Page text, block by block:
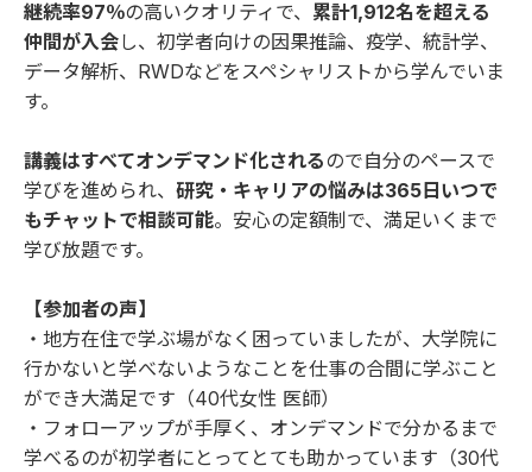
継続率97％の高いクオリティで、 累計1,912名を超える
仲間が入会し、初学者向けの因果推論、疫学、統計学、
データ解析、RWDなどをスペシャリストから学んでいま
す。
講義はすべてオンデマンド化されるので自分のペースで
学びを進められ、 研究・キャリアの悩みは365日いつで
もチャットで相談可能。安心の定額制で、満足いくまで
学び放題です。
【参加者の声】
・地方在住で学ぶ場がなく困っていましたが、大学院に
行かないと学べないようなことを仕事の合間に学ぶこと
ができ大満足です（40代女性 医師）
・フォローアップが手厚く、オンデマンドで分かるまで
学べるのが初学者にとってとても助かっています（30代